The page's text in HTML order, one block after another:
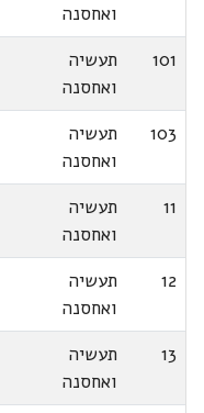
ואחסנה
101
תעשיה
ואחסנה
103
תעשיה
ואחסנה
11
תעשיה
ואחסנה
12
תעשיה
ואחסנה
13
תעשיה
ואחסנה